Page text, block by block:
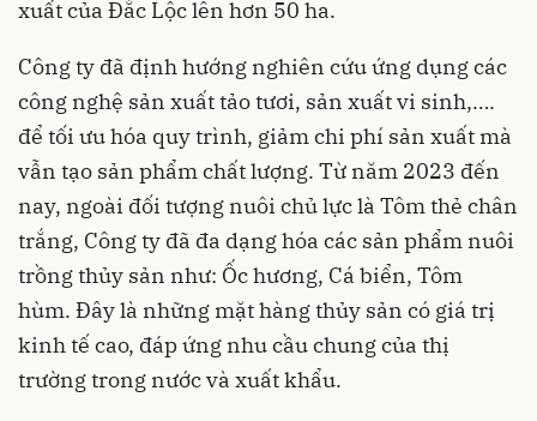
xuất của Đắc Lộc lên hơn 50 ha.
Công ty đã định hướng nghiên cứu ứng dụng các
công nghệ sản xuất tảo tươi, sản xuất vi sinh,….
để tối ưu hóa quy trình, giảm chi phí sản xuất mà
vẫn tạo sản phẩm chất lượng. Từ năm 2023 đến
nay, ngoài đối tượng nuôi chủ lực là Tôm thẻ chân
trắng, Công ty đã đa dạng hóa các sản phẩm nuôi
trồng thủy sản như: Ốc hương, Cá biển, Tôm
hùm. Đây là những mặt hàng thủy sản có giá trị
kinh tế cao, đáp ứng nhu cầu chung của thị
trường trong nước và xuất khẩu.